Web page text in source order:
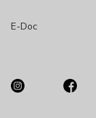
E-Doc